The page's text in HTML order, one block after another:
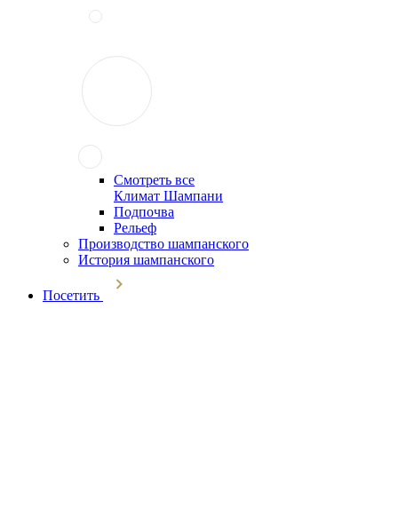
Смотреть все
Климат Шампани
Подпочва
Рельеф
Производство шампанского
История шампанского
Посетить